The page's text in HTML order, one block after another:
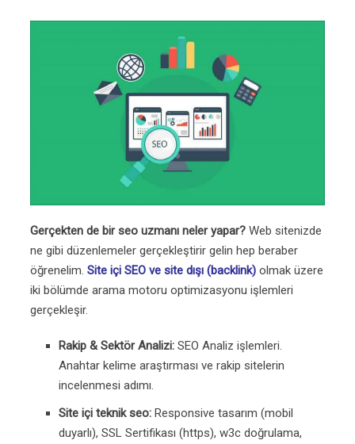
Gerçekten de bir seo uzmanı neler yapar? Web sitenizde
ne gibi düzenlemeler gerçekleştirir gelin hep beraber
öğrenelim. Site içi SEO ve site dışı (backlink) olmak üzere
iki bölümde arama motoru optimizasyonu işlemleri
gerçekleşir.
Rakip & Sektör Analizi: SEO Analiz işlemleri.
Anahtar kelime araştırması ve rakip sitelerin
incelenmesi adımı.
Site içi teknik seo: Responsive tasarım (mobil
duyarlı), SSL Sertifikası (https), w3c doğrulama,